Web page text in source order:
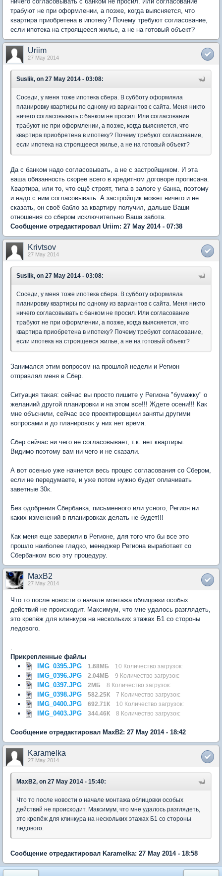
трабуют не при оформлении, а позже, когда выясняется, что
квартира приобретена в ипотеку? Почему требуют согласование,
если ипотека на строящееся жилье, а не на готовый объект?
Uriim
27 May 2014
Suslik, on 27 May 2014 - 03:08:
Соседи, у меня тоже ипотека сбера. В субботу оформляла
планировку квартиры по одному из вариантов с сайта. Меня никто
ничего согласовывать с банком не просил. Или согласование
трабуют не при оформлении, а позже, когда выясняется, что
квартира приобретена в ипотеку? Почему требуют согласование,
если ипотека на строящееся жилье, а не на готовый объект?
Да с банком надо согласовывать, а не с застройщиком. И эта
ваша обязанность скорее всего в кредитном договоре прописана.
Квартира, или то, что ещё строят, типа в залоге у банка, поэтому
и надо с ним согласовывать. А застройщик может ничего и не
сказать, он своё бабло за квартиру получил, дальше Ваши
отношения со сбером исключительно Ваша забота.
Сообщение отредактировал Uriim: 27 May 2014 - 07:38
Krivtsov
27 May 2014
Suslik, on 27 May 2014 - 03:08:
Соседи, у меня тоже ипотека сбера. В субботу оформляла
планировку квартиры по одному из вариантов с сайта. Меня никто
ничего согласовывать с банком не просил. Или согласование
трабуют не при оформлении, а позже, когда выясняется, что
квартира приобретена в ипотеку? Почему требуют согласование,
если ипотека на строящееся жилье, а не на готовый объект?
Занимался этим вопросом на прошлой недели и Регион
отправлял меня в Сбер.
Ситуация такая: сейчас вы просто пишите у Региона "бумажку" о
желаниий другой планировки и на этом все!!! Ждете осени!!! Как
мне объснили, сейчас все проектировщики заняты другими
вопросами и до планировок у них нет время.
Сбер сейчас ни чего не согласовывает, т.к. нет квартиры.
Видимо поэтому вам ни чего и не сказали.
А вот осенью уже начнется весь процес согласования со Сбером,
если не передумаете, и уже потом нужно будет оплачивать
заветные 30к.
Без одобрения Сбербанка, письменного или усного, Регион ни
каких изменений в планировках делать не будет!!!
Как меня еще заверили в Регионе, для того что бы все это
прошло наиболее гладко, менеджер Региона выработает со
Сбербанком всю эту процедуру.
MaxB2
27 May 2014
Что то после новости о начале монтажа облицовки особых
действий не происходит. Максимум, что мне удалось разглядеть,
это крепёж для клинкура на нескольких этажах Б1 со стороны
ледового.
Прикрепленные файлы
IMG_0395.JPG
1.68МБ 10 Количество загрузок:
IMG_0396.JPG 2.04МБ 9 Количество загрузок:
IMG_0397.JPG 2МБ 8 Количество загрузок:
IMG_0398.JPG 582.25К 7 Количество загрузок:
IMG_0400.JPG 692.71К 10 Количество загрузок:
IMG_0403.JPG 344.46К 8 Количество загрузок:
Сообщение отредактировал MaxB2: 27 May 2014 - 18:42
Karamelka
27 May 2014
MaxB2, on 27 May 2014 - 15:40:
Что то после новости о начале монтажа облицовки особых
действий не происходит. Максимум, что мне удалось разглядеть,
это крепёж для клинкура на нескольких этажах Б1 со стороны
ледового.
Сообщение отредактировал Karamelka: 27 May 2014 - 18:58